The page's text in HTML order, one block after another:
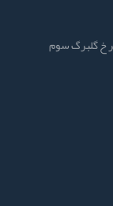
خ گلبرگ سوم